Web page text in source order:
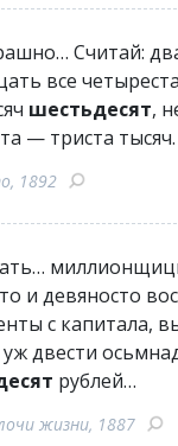
Считай:
все
шестьдесят,
— триста тысяч.
1892
и девяносто
с капитала,
двести
рублей…
жизни, 1887